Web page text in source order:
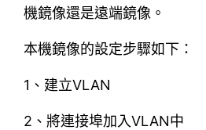
機鏡像還是遠端鏡像。
本機鏡像的設定步驟如下：
1、建立VLAN
2、將連接埠加入VLAN中